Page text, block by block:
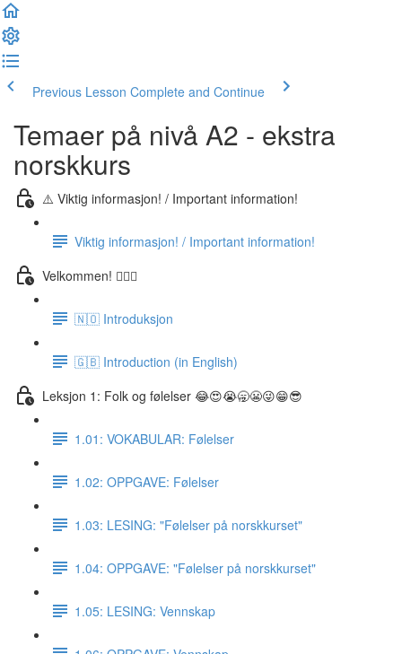
Previous Lesson Complete and Continue
Temaer på nivå A2 - ekstra
norskkurs
⚠️ Viktig informasjon! / Important information!
Viktig informasjon! / Important information!
Velkommen! 🙋🏼‍♂️
🇳🇴 Introduksjon
🇬🇧 Introduction (in English)
Leksjon 1: Folk og følelser 😂😍😭🥱😬😜😁😎
1.01: VOKABULAR: Følelser
1.02: OPPGAVE: Følelser
1.03: LESING: "Følelser på norskkurset"
1.04: OPPGAVE: "Følelser på norskkurset"
1.05: LESING: Vennskap